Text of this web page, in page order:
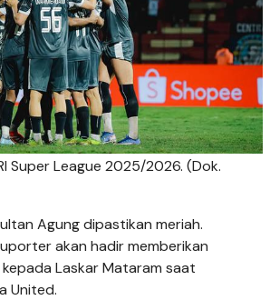
Super League 2025/2026. (Dok.
Agung dipastikan meriah.
akan hadir memberikan
Laskar Mataram saat
United.